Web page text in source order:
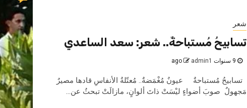
شعر
تسابيحُ مُستباحةٌ.. شعر: سعد الساعدي
admin1
تسابيحُ مُستباحةٌ عيونٌ مُغْمَضةٌ.. مُعتّلةُ الأنفاسِ قادها مصيرٌ
مَجهولٌ صوبَ أضواءٍ ليْسَتْ ذاتَ ألوانٍ، مازالَتْ تبحثُ عن...